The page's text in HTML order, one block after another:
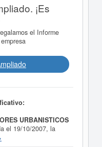
¡Es
el Informe
URBANISTICOS
el 19/10/2007, la
URBANISTICOS